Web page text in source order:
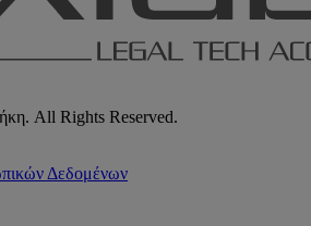
All Rights Reserved.
Δεδομένων